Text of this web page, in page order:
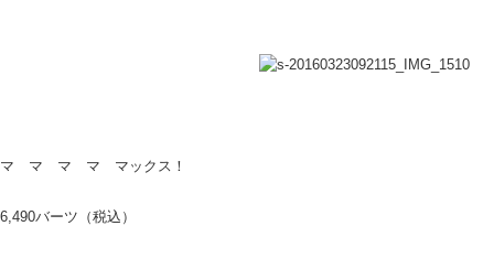
マ マ マ マ マックス！
6,490バーツ（税込）